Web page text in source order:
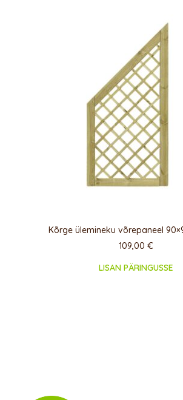
Kõrge ülemineku võrepaneel
109,00 €
LISAN PÄRINGUSSE